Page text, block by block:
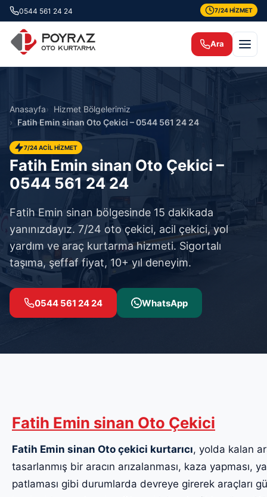
0544 561 24 24 7/24 HİZMET
Ara
Anasayfa
Hizmet Bölgelerimiz
Fatih Emin sinan Oto Çekici – 0544 561 24 24
7/24 ACİL HİZMET
Fatih Emin sinan Oto Çekici –
0544 561 24 24
Fatih Emin sinan bölgesinde 15 dakikada
yanınızdayız. 7/24 oto çekici, acil çekici, yol
yardım ve araç kurtarma hizmeti. Sigortalı
taşıma, şeffaf fiyat, 10+ yıl deneyim.
0544 561 24 24 WhatsApp
Fatih Emin sinan Oto Çekici
Fatih Emin sinan Oto çekici kurtarıcı, yolda kalan
tasarlanmış bir aracın arızalanması, kaza yapması,
patlaması gibi durumlarda devreye girerek araçları